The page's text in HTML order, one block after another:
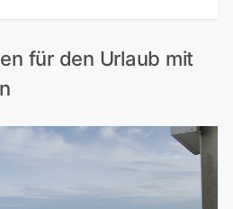
für den Urlaub mit